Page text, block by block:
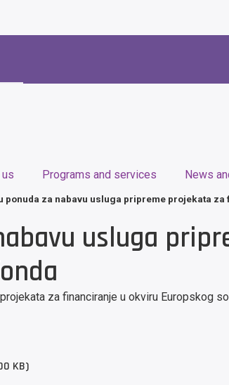
Programs and services News
ponuda za nabavu usluga pripreme projekata
usluga
za financiranje u okviru Europskog
KB)